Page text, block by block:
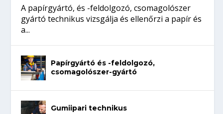
A papírgyártó, és -feldolgozó, csomagolószer
gyártó technikus vizsgálja és ellenőrzi a papír és
a...
Papírgyártó és -feldolgozó,
csomagolószer-gyártó
Gumiipari technikus